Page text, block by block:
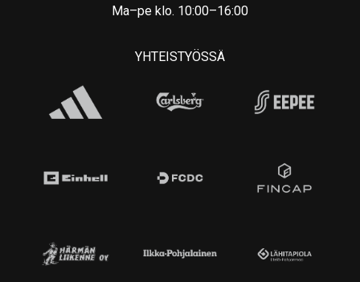
Ma–pe klo. 10:00–16:00
YHTEISTYÖSSÄ